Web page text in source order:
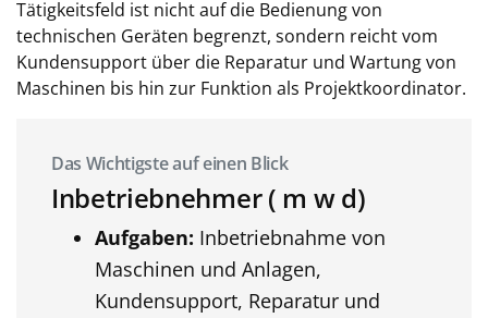
Tätigkeitsfeld ist nicht auf die Bedienung von
technischen Geräten begrenzt, sondern reicht vom
Kundensupport über die Reparatur und Wartung von
Maschinen bis hin zur Funktion als Projektkoordinator.
Das Wichtigste auf einen Blick
Inbetriebnehmer ( m w d)
Aufgaben: Inbetriebnahme von
Maschinen und Anlagen,
Kundensupport, Reparatur und